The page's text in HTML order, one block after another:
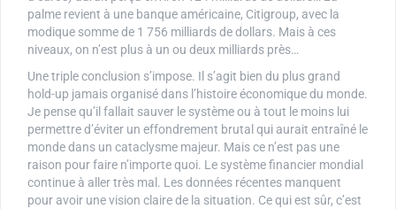
palme revient à une banque américaine, Citigroup, avec la
modique somme de 1 756 milliards de dollars. Mais à ces
niveaux, on n’est plus à un ou deux milliards près…
Une triple conclusion s’impose. Il s’agit bien du plus grand
hold-up jamais organisé dans l’histoire économique du monde.
Je pense qu’il fallait sauver le système ou à tout le moins lui
permettre d’éviter un effondrement brutal qui aurait entraîné le
monde dans un cataclysme majeur. Mais ce n’est pas une
raison pour faire n’importe quoi. Le système financier mondial
continue à aller très mal. Les données récentes manquent
pour avoir une vision claire de la situation. Ce qui est sûr, c’est